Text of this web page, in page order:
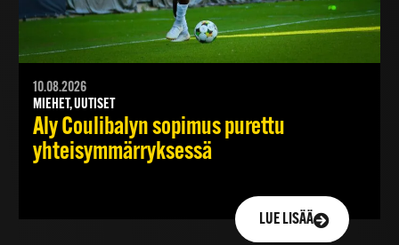
10.08.2026
MIEHET, UUTISET
Aly Coulibalyn sopimus purettu
yhteisymmärryksessä
LUE LISÄÄ